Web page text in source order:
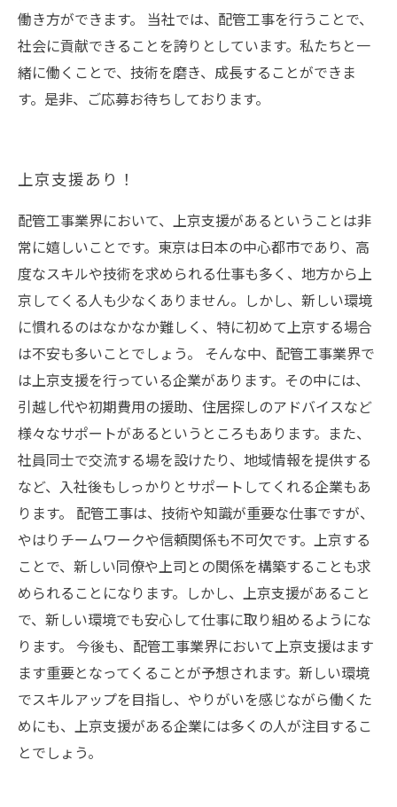
働き方ができます。 当社では、配管工事を行うことで、
社会に貢献できることを誇りとしています。私たちと一
緒に働くことで、技術を磨き、成長することができま
す。是非、ご応募お待ちしております。
上京支援あり！
配管工事業界において、上京支援があるということは非
常に嬉しいことです。東京は日本の中心都市であり、高
度なスキルや技術を求められる仕事も多く、地方から上
京してくる人も少なくありません。しかし、新しい環境
に慣れるのはなかなか難しく、特に初めて上京する場合
は不安も多いことでしょう。 そんな中、配管工事業界で
は上京支援を行っている企業があります。その中には、
引越し代や初期費用の援助、住居探しのアドバイスなど
様々なサポートがあるというところもあります。また、
社員同士で交流する場を設けたり、地域情報を提供する
など、入社後もしっかりとサポートしてくれる企業もあ
ります。 配管工事は、技術や知識が重要な仕事ですが、
やはりチームワークや信頼関係も不可欠です。上京する
ことで、新しい同僚や上司との関係を構築することも求
められることになります。しかし、上京支援があること
で、新しい環境でも安心して仕事に取り組めるようにな
ります。 今後も、配管工事業界において上京支援はます
ます重要となってくることが予想されます。新しい環境
でスキルアップを目指し、やりがいを感じながら働くた
めにも、上京支援がある企業には多くの人が注目するこ
とでしょう。